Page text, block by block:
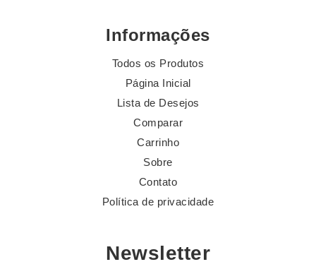
Informações
Todos os Produtos
Página Inicial
Lista de Desejos
Comparar
Carrinho
Sobre
Contato
Política de privacidade
Newsletter